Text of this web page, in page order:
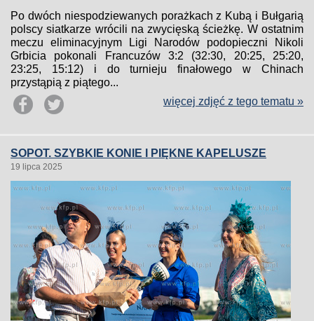
Po dwóch niespodziewanych porażkach z Kubą i Bułgarią
polscy siatkarze wrócili na zwycięską ścieżkę. W ostatnim
meczu eliminacyjnym Ligi Narodów podopieczni Nikoli
Grbicia pokonali Francuzów 3:2 (32:30, 20:25, 25:20,
23:25, 15:12) i do turnieju finałowego w Chinach
przystąpią z piątego...
więcej zdjęć z tego tematu »
SOPOT. SZYBKIE KONIE I PIĘKNE KAPELUSZE
19 lipca 2025